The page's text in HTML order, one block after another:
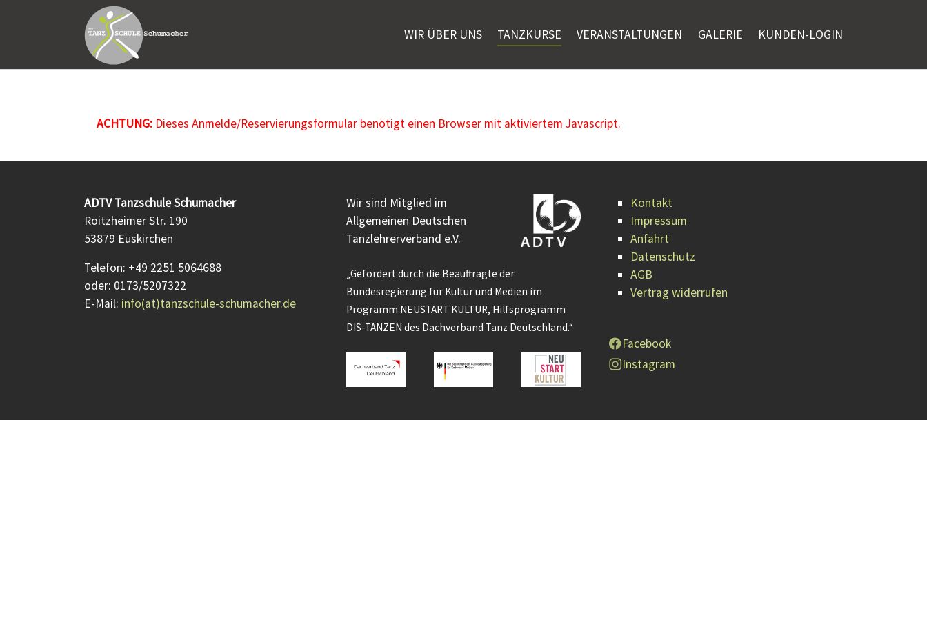
WIR ÜBER UNS TANZKURSE VERANSTALTUNGEN GALERIE KUNDEN-LOGIN
ACHTUNG:Dieses Anmelde/Reservierungsformular benötigt einen Browser mit aktiviertem Javascript.
ADTV Tanzschule Schumacher
Roitzheimer Str. 190
53879 Euskirchen
Telefon: +49 2251 5064688
oder: 0173/5207322
E-Mail: info(at)tanzschule-schumacher.de
Wir sind Mitglied im
Allgemeinen Deutschen
Tanzlehrerverband e.V.
„Gefördert durch die Beauftragte der
Bundesregierung für Kultur und Medien im
Programm NEUSTART KULTUR, Hilfsprogramm
DIS-TANZEN des Dachverband Tanz Deutschland.“
Kontakt
Impressum
Anfahrt
Datenschutz
AGB
Vertrag widerrufen
Facebook
Instagram